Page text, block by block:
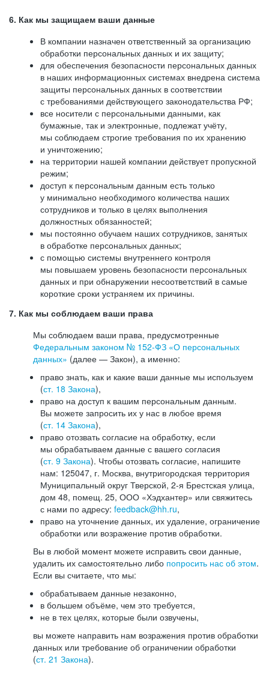
6. Как мы защищаем ваши данные
В компании назначен ответственный за организацию
обработки персональных данных и их защиту;
для обеспечения безопасности персональных данных
в наших информационных системах внедрена система
защиты персональных данных в соответствии
с требованиями действующего законодательства РФ;
все носители с персональными данными, как
бумажные, так и электронные, подлежат учёту,
мы соблюдаем строгие требования по их хранению
и уничтожению;
на территории нашей компании действует пропускной
режим;
доступ к персональным данным есть только
у минимально необходимого количества наших
сотрудников и только в целях выполнения
должностных обязанностей;
мы постоянно обучаем наших сотрудников, занятых
в обработке персональных данных;
с помощью системы внутреннего контроля
мы повышаем уровень безопасности персональных
данных и при обнаружении несоответствий в самые
короткие сроки устраняем их причины.
7. Как мы соблюдаем ваши права
Мы соблюдаем ваши права, предусмотренные
Федеральным законом № 152-ФЗ «О персональных
данных» (далее — Закон), а именно:
право знать, как и какие ваши данные мы используем
(ст. 18 Закона),
право на доступ к вашим персональным данным.
Вы можете запросить их у нас в любое время
(ст. 14 Закона),
право отозвать согласие на обработку, если
мы обрабатываем данные с вашего согласия
(ст. 9 Закона). Чтобы отозвать согласие, напишите
нам: 125047, г. Москва, внутригородская территория
Муниципальный округ Тверской, 2-я Брестская улица,
дом 48, помещ. 25, ООО «Хэдхантер» или свяжитесь
с нами по адресу: feedback@hh.ru,
право на уточнение данных, их удаление, ограничение
обработки или возражение против обработки.
Вы в любой момент можете исправить свои данные,
удалить их самостоятельно либо попросить нас об этом.
Если вы считаете, что мы:
обрабатываем данные незаконно,
в большем объёме, чем это требуется,
не в тех целях, которые были озвучены,
вы можете направить нам возражения против обработки
данных или требование об ограничении обработки
(ст. 21 Закона).